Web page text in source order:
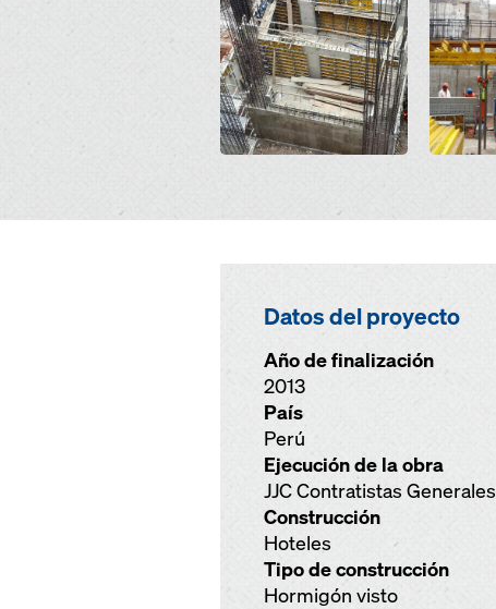
Datos del proyecto
Año de finalización
2013
País
Perú
Ejecución de la obra
JJC Contratistas Generales
Construcción
Hoteles
Tipo de construcción
Hormigón visto